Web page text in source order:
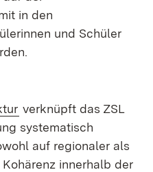
in den
und Schüler
verknüpft das ZSL
systematisch
auf regionaler als
innerhalb der